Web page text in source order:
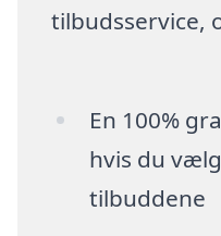
tilbudsservice,
En 100%
hvis du
tilbuddene